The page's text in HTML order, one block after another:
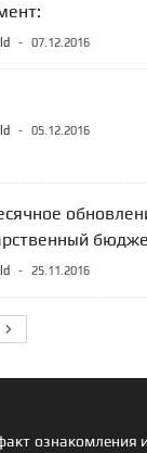
- 07.12.2016
- 05.12.2016
- 25.11.2016
Следующий
ознакомления